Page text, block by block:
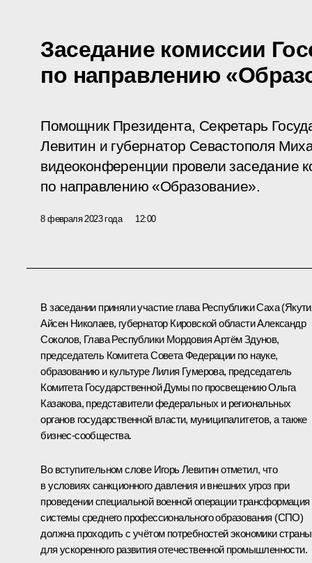
Заседание комиссии
по направлению
Помощник Президента, Секретарь
Левитин и губернатор Севастополя
видеоконференции провели заседание
по направлению «Образование».
8 февраля 2023 года 12:00
В заседании приняли участие глава Республики Саха
Айсен Николаев, губернатор Кировской областиАлександр
Соколов, Глава Республики МордовияАртём Здунов,
председатель Комитета Совета Федерации по науке,
образованию и культуре Лилия Гумерова, председатель
Комитета Государственной Думы по просвещению Ольга
Казакова, представители федеральных и региональных
органов государственной власти, муниципалитетов, а также
бизнес-сообщества.
Во вступительном слове Игорь Левитинотметил, что
в условиях санкционного давления и внешних угроз при
проведении специальной военной операции трансформация
системы среднего профессионального образования (СПО)
должна проходить с учётом потребностей экономики страны
для ускоренного развития отечественной промышленности.